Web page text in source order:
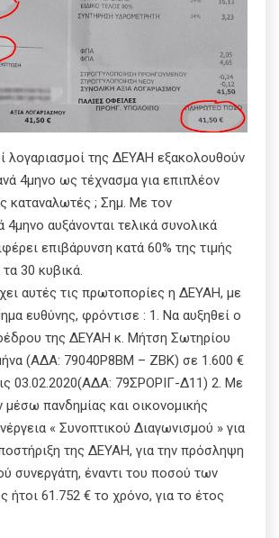
λογαριασμοί της ΔΕΥΑΗ εξακολουθούν
4μηνο ως τέχνασμα για επιπλέον
καταναλωτές ; Σημ. Με τον
αυξάνονται τελικά συνολικά
επιβάρυνση κατά 60% της τιμής
30 κυβικά.
αυτές τις πρωτοπορίες η ΔΕΥΑΗ, με
ευθύνης, φρόντισε : 1. Να αυξηθεί ο
της ΔΕΥΑΗ κ. Μήτση Σωτηρίου
(ΑΔΑ: 79040Ρ8ΒΜ – ΖΒΚ) σε 1.600 €
03.02.2020(ΑΔΑ: 79ΣΡΟΡΙΓ-Δ11) 2. Με
μέσω πανδημίας και οικονομικής
« Συνοπτικού Διαγωνισμού » για
της ΔΕΥΑΗ, για την πρόσληψη
συνεργάτη, έναντι του ποσού των
ήτοι 61.752 € το χρόνο, για το έτος